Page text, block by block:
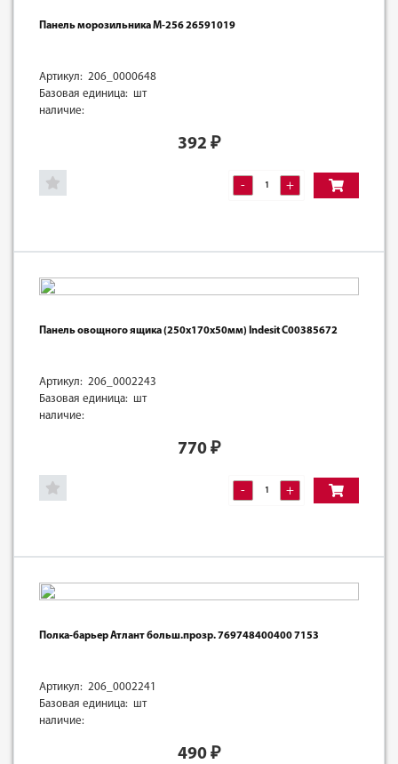
Панель морозильника М-256 26591019
Артикул: 206_0000648
Базовая единица: шт
наличие:
392 ₽
- +
Панель овощного ящика (250х170х50мм) Indesit C00385672
Артикул: 206_0002243
Базовая единица: шт
наличие:
770 ₽
- +
Полка-барьер Атлант больш.прозр. 769748400400 7153
Артикул: 206_0002241
Базовая единица: шт
наличие:
490 ₽